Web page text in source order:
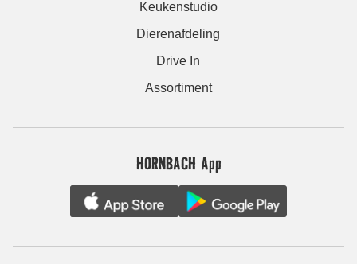
Keukenstudio
Dierenafdeling
Drive In
Assortiment
HORNBACH App